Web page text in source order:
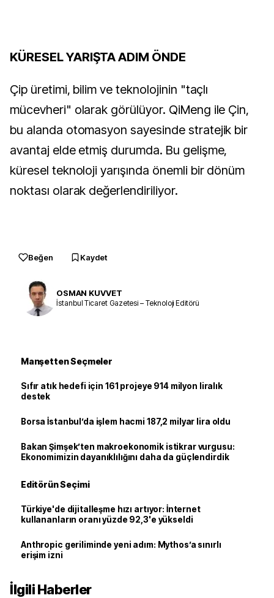
KÜRESEL YARIŞTA ADIM ÖNDE
Çip üretimi, bilim ve teknolojinin "taçlı
mücevheri" olarak görülüyor. QiMeng ile Çin,
bu alanda otomasyon sayesinde stratejik bir
avantaj elde etmiş durumda. Bu gelişme,
küresel teknoloji yarışında önemli bir dönüm
noktası olarak değerlendiriliyor.
Beğen Kaydet
OSMAN KUVVET
İstanbul Ticaret Gazetesi – Teknoloji Editörü
Manşetten Seçmeler
Sıfır atık hedefi için 161 projeye 914 milyon liralık
destek
Borsa İstanbul’da işlem hacmi 187,2 milyar lira oldu
Bakan Şimşek’ten makroekonomik istikrar vurgusu:
Ekonomimizin dayanıklılığını daha da güçlendirdik
Editörün Seçimi
Türkiye'de dijitalleşme hızı artıyor: İnternet
kullananların oranı yüzde 92,3'e yükseldi
Anthropic geriliminde yeni adım: Mythos’a sınırlı
erişim izni
İlgili Haberler